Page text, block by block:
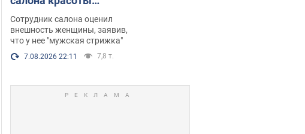
оскорбил женщину
после химиотерапии,
разгорелся скандал.
Фото
Сотрудник салона оценил
внешность женщины, заявив,
что у нее "мужская стрижка"
7.08.2026 22:11 7,8 т.